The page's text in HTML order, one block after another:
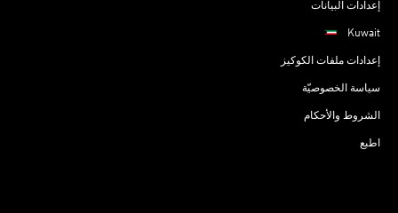
إعدادات البيانات
Kuwait
إعدادات ملفات الكوكيز
سياسة الخصوصيّة
الشروط والأحكام
اطبع